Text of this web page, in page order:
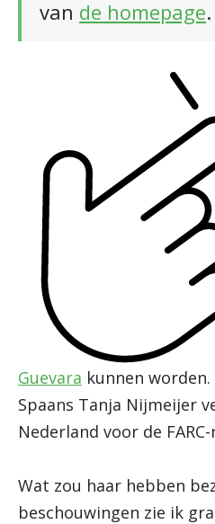
van de homepage.
Guevara kunnen
Spaans Tanja Nijmeijer
Nederland voor de
Wat zou haar hebben
beschouwingen zie ik